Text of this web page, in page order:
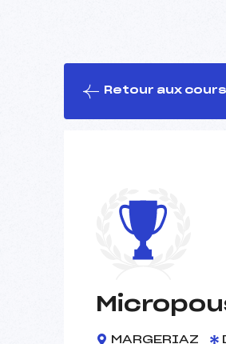
Retour aux
MARGERIAZ